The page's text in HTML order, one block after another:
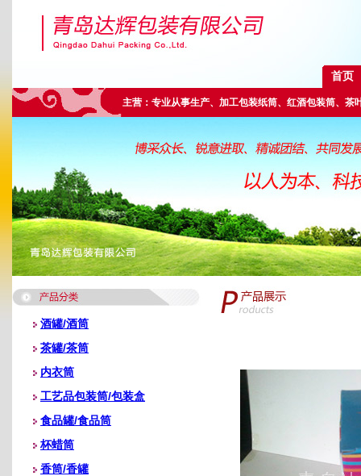
首页
主营：专业从事生产、加工包装纸筒、红酒包装筒、
酒罐/酒筒
茶罐/茶筒
内衣筒
工艺品包装筒/包装盒
食品罐/食品筒
杯蜡筒
香筒/香罐